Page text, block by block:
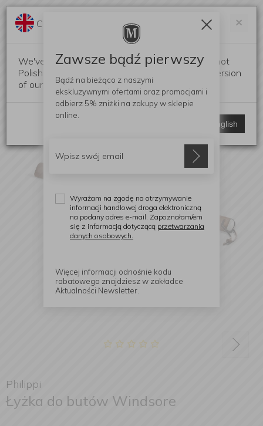
Philippi
Łyżka do butów Windsore
×
Change language?
We've detected that your browser language is not
Polish. Would you like to switch to the English version
of our website?
Switch to English
Zawsze bądź pierwszy
Bądź na bieżąco z naszymi
ekskluzywnymi ofertami oraz promocjami i
odbierz 5% zniżki na zakupy w sklepie
online.
Wyrażam na zgodę na otrzymywanie
informacji handlowej droga elektroniczną
na podany adres e-mail. Zapoznałam/em
się z informacją dotyczącą przetwarzania
danych osobowych.
Więcej informacji odnośnie kodu
rabatowego znajdziesz w zakładce
Aktualności Newsletter.